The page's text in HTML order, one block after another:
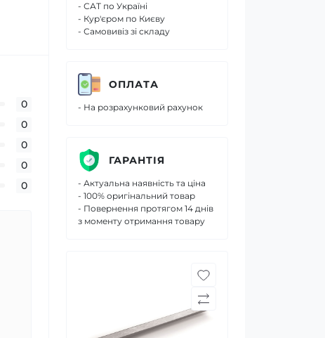
0
0
0
0
0
- САТ по Україні
- Кур'єром по Києву
- Самовивіз зі складу
ОПЛАТА
- На розрахунковий рахунок
ГАРАНТІЯ
- Актуальна наявність та ціна
- 100% оригінальний товар
- Повернення протягом 14 днів
з моменту отримання товару